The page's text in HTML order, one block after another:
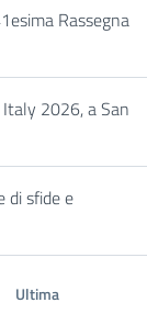
Rassegna
2026, a San
di sfide e
successiva
Ultima